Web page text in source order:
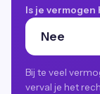
Is je vermogen
Bij te veel
verval je het